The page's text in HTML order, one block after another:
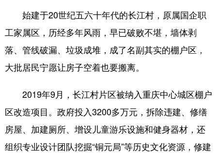
始建于20世纪五六十年代的长江村，原属国企职
工家属区，历经多年风雨，早已破败不堪，墙体剥
落、管线破漏、垃圾成堆，成了名副其实的棚户区，
大批居民宁愿让房子空着也要搬离。
2019年9月，长江村片区被纳入重庆中心城区棚户
区改造项目。政府投入3200多万元，拆除违建、修缮
房屋、加建厕所、增设儿童游乐设施和健身器材，还
组织专业设计团队挖掘“铜元局”等历史文化资源，修建